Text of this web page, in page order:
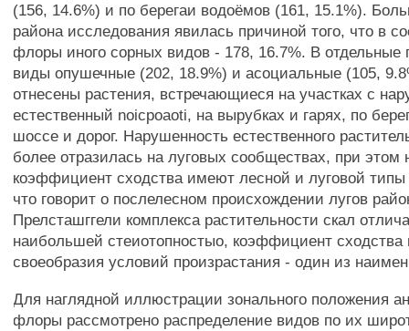
(156, 14.6%) и по берегаи водоёмов (161, 15.1%).
района исследования явилась причиной того, что в
флоры иного сорных видов - 178, 16.7%. В отдельные
виды опушечные (202, 18.9%) и асоциальные (105,
отнесены растения, встречающиеся на участках с
естественный noicpoaoti, на вырубках и гарях, по
шоссе и дорог. Нарушенность естественного
более отразилась на луговых сообществах, при
коэффициент сходства имеют лесной и луговой типы
что говорит о послелесном происхождении лугов
Прелсташггели комплекса растительности скал
наибольшей стеиотопностыо, коэффициент сходства
своеобразия условий произрастания - один из
Для наглядной иллюстрации зонального положения
флоры рассмотрено распределение видов по их